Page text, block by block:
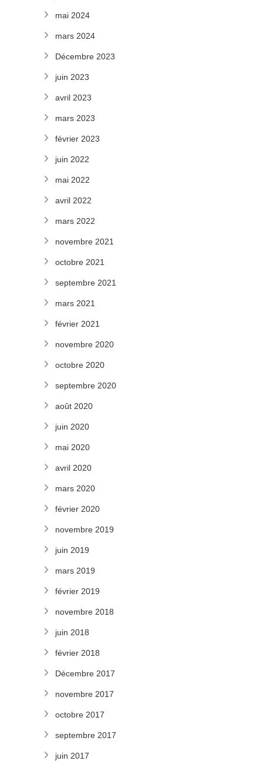
mai 2024
mars 2024
Décembre 2023
juin 2023
avril 2023
mars 2023
février 2023
juin 2022
mai 2022
avril 2022
mars 2022
novembre 2021
octobre 2021
septembre 2021
mars 2021
février 2021
novembre 2020
octobre 2020
septembre 2020
août 2020
juin 2020
mai 2020
avril 2020
mars 2020
février 2020
novembre 2019
juin 2019
mars 2019
février 2019
novembre 2018
juin 2018
février 2018
Décembre 2017
novembre 2017
octobre 2017
septembre 2017
juin 2017